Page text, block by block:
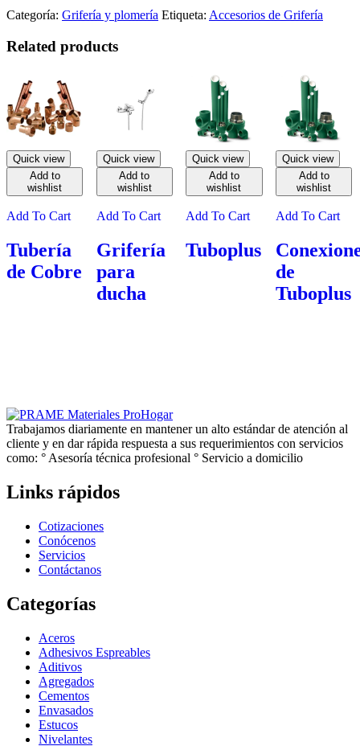
Categoría: Grifería y plomería Etiqueta: Accesorios de Grifería
Related products
Quick view
Add to
wishlist
Add To Cart
Tubería
de Cobre
Quick view
Add to
wishlist
Add To Cart
Grifería
para
ducha
Quick view
Add to
wishlist
Add To Cart
Tuboplus
Quick view
Add to
wishlist
Add To Cart
de
Tuboplus
Trabajamos diariamente en mantener un alto estándar de atención al
cliente y en dar rápida respuesta a sus requerimientos con servicios
como: ° Asesoría técnica profesional ° Servicio a domicilio
Links rápidos
Cotizaciones
Conócenos
Servicios
Contáctanos
Categorías
Aceros
Adhesivos Espreables
Aditivos
Agregados
Cementos
Envasados
Estucos
Nivelantes